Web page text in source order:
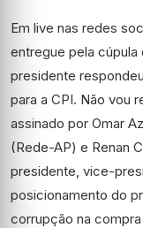
Em live nas redes
entregue pela cúpula
presidente
para a CPI. Não vou
assinado por Omar
(Rede-AP) e Renan
presidente, vice-
posicionamento do
corrupção na